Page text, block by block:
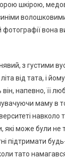
шкірою,
фотографії вона
з густими
від тата, і
напевно, її
маму в
навколо
які може були не
підтримати
тато